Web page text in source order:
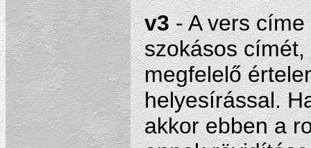
v3- A vers címe
szokásos
megfelelő
helyesírással.
akkor ebben a